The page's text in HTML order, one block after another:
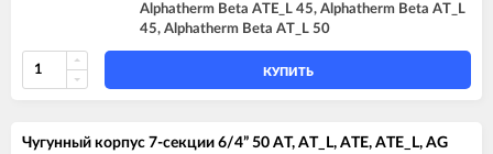
Alphatherm Beta ATE_L 45, Alphatherm Beta AT_L
45, Alphatherm Beta AT_L 50
КУПИТЬ
Чугунный корпус 7-секции 6/4” 50 AT, AT_L, ATE, ATE_L, AG